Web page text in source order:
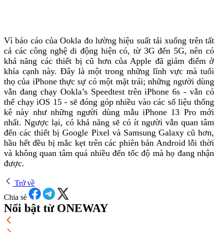
Vì báo cáo của Ookla đo lường hiệu suất tải xuống trên tất
cả các công nghệ di động hiện có, từ 3G đến 5G, nên có
khả năng các thiết bị cũ hơn của Apple đã giảm điểm ở
khía cạnh này. Đây là một trong những lĩnh vực mà tuổi
thọ của iPhone thực sự có một mặt trái; những người dùng
vẫn đang chạy Ookla’s Speedtest trên iPhone 6s - vẫn có
thể chạy iOS 15 - sẽ đóng góp nhiều vào các số liệu thống
kê này như những người dùng mẫu iPhone 13 Pro mới
nhất. Ngược lại, có khả năng sẽ có ít người vẫn quan tâm
đến các thiết bị Google Pixel và Samsung Galaxy cũ hơn,
hầu hết đều bị mắc kẹt trên các phiên bản Android lỗi thời
và không quan tâm quá nhiều đến tốc độ mà họ đang nhận
được.
Trở về
Chia sẻ
Nổi bật từ ONEWAY